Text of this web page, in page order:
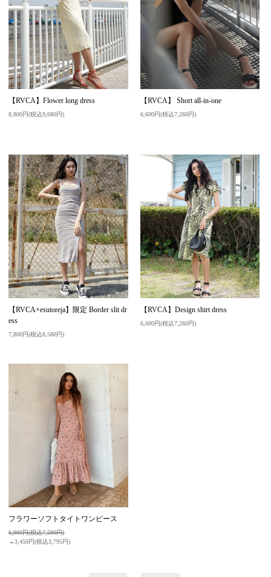
【RVCA】Flower long dress
8,800円(税込9,680円)
【RVCA】 Short all-in-one
6,600円(税込7,260円)
【RVCA×esutoreja】限定 Border slit dr
ess
7,800円(税込8,580円)
【RVCA】Design shirt dress
6,600円(税込7,260円)
フラワーソフトタイトワンピース
6,900円(税込7,590円)
→3,450円(税込3,795円)